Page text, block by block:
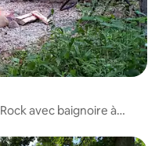
avec baignoire à